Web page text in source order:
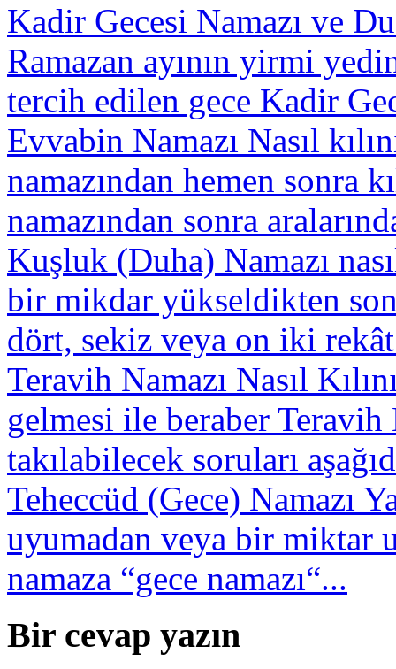
Kadir Gecesi Namazı ve
Ramazan ayının yirmi
tercih edilen gece Kadir
Evvabin Namazı Nasıl
namazından hemen sonra
namazından sonra
Kuşluk (Duha) Namazı
bir mikdar yükseldikten
dört, sekiz veya on iki rekât
Teravih Namazı Nasıl
gelmesi ile beraber Teravih
takılabilecek soruları
Teheccüd (Gece) Namazı
uyumadan veya bir miktar
namaza “gece namazı“...
Bir cevap yazın